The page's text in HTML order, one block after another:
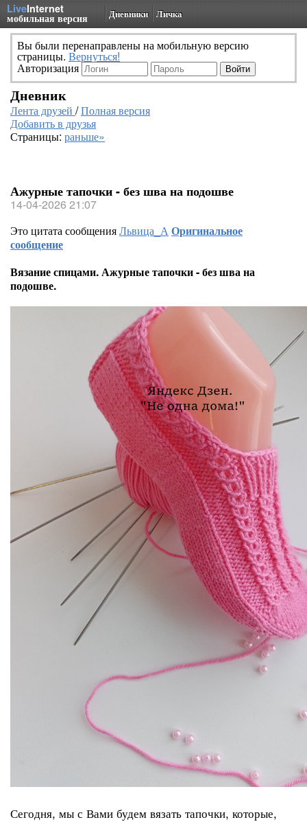
LiveInternet
мобильная версия Дневники Личка
Вы были перенаправлены на мобильную версию
страницы. Вернуться!
Авторизация
Дневник
Лента друзей /Полная версия
Добавить в друзья
Страницы: раньше»
Ажурные тапочки - без шва на подошве
14-04-2026 21:07
Это цитата сообщенияЛьвица_АОригинальное
сообщение
Вязание спицами. Ажурные тапочки - без шва на
подошве.
Сегодня, мы с Вами будем вязать тапочки, которые,